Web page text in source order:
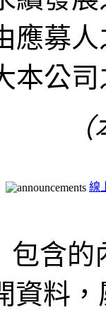
應募
本公
線
包含
資料